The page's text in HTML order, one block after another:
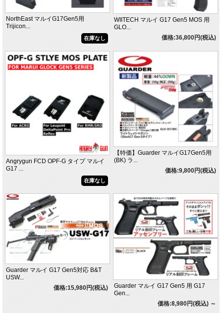
NorthEast マルイG17Gen5用
Trijicon...
在庫なし
WIITECH マルイ G17 Gen5 MOS 用
GLO...
価格:36,800円(税込)
Angrygun FCD OPF-G タイプ マルイ
G17 ...
在庫なし
【特価】Guarder マルイG17Gen5用
(BK) ラ...
価格:9,800円(税込)
Guarder マルイ G17 Gen5対応 B&T
USW...
価格:15,980円(税込)
Guarder マルイ G17 Gen5 用 G17
Gen...
価格:8,980円(税込)～